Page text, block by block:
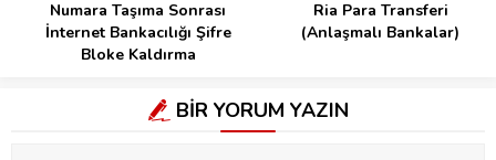
Numara Taşıma Sonrası
İnternet Bankacılığı Şifre
Bloke Kaldırma
Ria Para Transferi
(Anlaşmalı Bankalar)
BİR YORUM YAZIN